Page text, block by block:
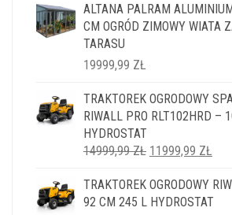
ALTANA PALRAM
CM OGRÓD ZIMOWY WIATA
TARASU
19999,99 ZŁ
TRAKTOREK OGRODOWY
RIWALL PRO RLT102HRD –
HYDROSTAT
14999,99ZŁ PIERWOTNA
WYNOSIŁA:
14999,99 ZŁ.
11999,99 ZŁ
TRAKTOREK OGRODOWY
92 CM 245 L HYDROSTAT